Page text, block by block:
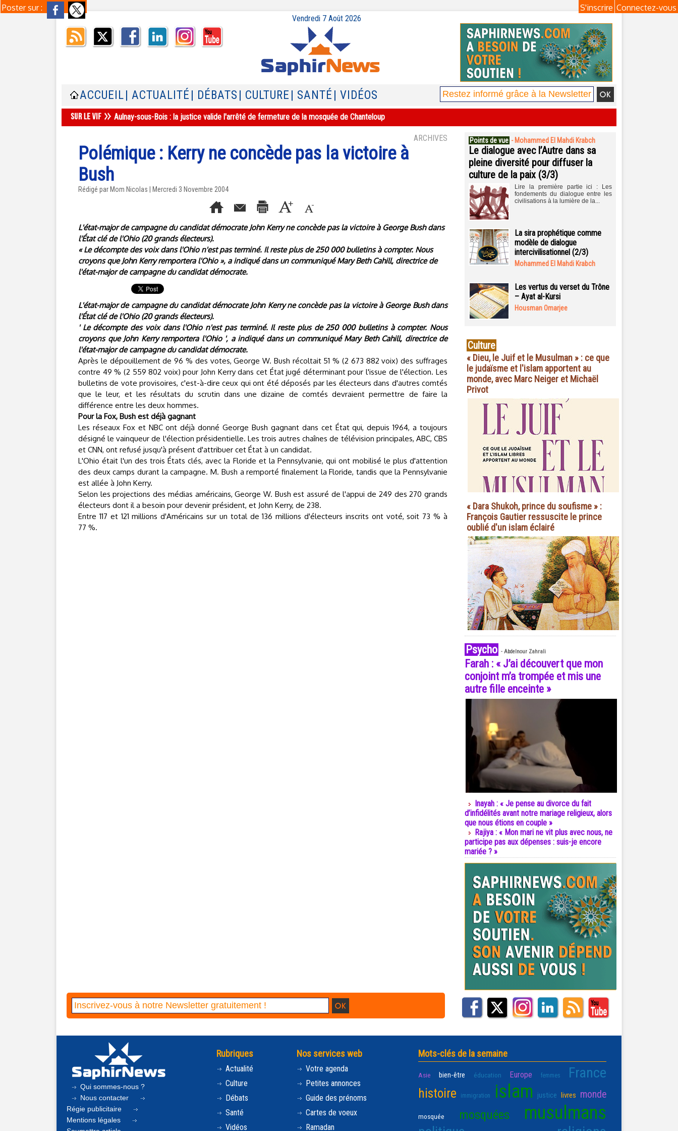
Poster sur : Connectez-vous
S'inscrire
Vendredi 7 Août 2026
ACCUEIL | ACTUALITÉ | DÉBATS | CULTURE | SANTÉ | VIDÉOS
Aulnay-sous-Bois : la justice valide l'arrêté de fermeture de la mosquée de Chanteloup
ARCHIVES
Polémique : Kerry ne concède pas la victoire à
Bush
Rédigé par Mom Nicolas | Mercredi 3 Novembre 2004
L'état-major de campagne du candidat démocrate John Kerry ne concède pas la victoire à George Bush dans
l'État clé de l'Ohio (20 grands électeurs).
« Le décompte des voix dans l'Ohio n'est pas terminé. Il reste plus de 250 000 bulletins à compter. Nous
croyons que John Kerry remportera l'Ohio », a indiqué dans un communiqué Mary Beth Cahill, directrice de
l'état-major de campagne du candidat démocrate.
L'état-major de campagne du candidat démocrate John Kerry ne concède pas la victoire à George Bush dans
l'État clé de l'Ohio (20 grands électeurs).
' Le décompte des voix dans l'Ohio n'est pas terminé. Il reste plus de 250 000 bulletins à compter. Nous
croyons que John Kerry remportera l'Ohio ', a indiqué dans un communiqué Mary Beth Cahill, directrice de
l'état-major de campagne du candidat démocrate.
Après le dépouillement de 96 % des votes, George W. Bush récoltait 51 % (2 673 882 voix) des suffrages
contre 49 % (2 559 802 voix) pour John Kerry dans cet État jugé déterminant pour l'issue de l'élection. Les
bulletins de vote provisoires, c'est-à-dire ceux qui ont été déposés par les électeurs dans d'autres comtés
que le leur, et les résultats du scrutin dans une dizaine de comtés devraient permettre de faire la
différence entre les deux hommes.
Pour la Fox, Bush est déjà gagnant
Les réseaux Fox et NBC ont déjà donné George Bush gagnant dans cet État qui, depuis 1964, a toujours
désigné le vainqueur de l'élection présidentielle. Les trois autres chaînes de télévision principales, ABC, CBS
et CNN, ont refusé jusqu'à présent d'attribuer cet État à un candidat.
L'Ohio était l'un des trois États clés, avec la Floride et la Pennsylvanie, qui ont mobilisé le plus d'attention
des deux camps durant la campagne. M. Bush a remporté finalement la Floride, tandis que la Pennsylvanie
est allée à John Kerry.
Selon les projections des médias américains, George W. Bush est assuré de l'appui de 249 des 270 grands
électeurs dont il a besoin pour devenir président, et John Kerry, de 238.
Entre 117 et 121 millions d'Américains sur un total de 136 millions d'électeurs inscrits ont voté, soit 73 % à
77 %.
Points de vue - Mohammed El Mahdi Krabch
Le dialogue avec l’Autre dans sa
pleine diversité pour diffuser la
culture de la paix (3/3)
Lire la première partie ici : Les
fondements du dialogue entre les
civilisations à la lumière de la...
La sira prophétique comme
modèle de dialogue
intercivilisationnel (2/3)
Mohammed El Mahdi Krabch
Les vertus du verset du Trône
– Ayat al-Kursi
Housman Omarjee
Culture
« Dieu, le Juif et le Musulman » : ce que
le judaïsme et l'islam apportent au
monde, avec Marc Neiger et Michaël
Privot
« Dara Shukoh, prince du soufisme » :
François Gautier ressuscite le prince
oublié d'un islam éclairé
Psycho - Abdelnour Zahrali
Farah : « J’ai découvert que mon
conjoint m’a trompée et mis une
autre fille enceinte »
Inayah : « Je pense au divorce du fait
d’infidélités avant notre mariage religieux, alors
que nous étions en couple »
Rajiya : « Mon mari ne vit plus avec nous, ne
participe pas aux dépenses : suis-je encore
mariée ? »
Qui sommes-nous ?
Nous contacter
Régie publicitaire
Mentions légales
Rubriques
Actualité
Culture
Débats
Santé
Vidéos
Nos services web
Votre agenda
Petites annonces
Guide des prénoms
Cartes de voeux
Ramadan
Mots-clés de la semaine
Asie bien-être éducation Europe femmes France
histoire immigration islam justice livres monde
mosquée mosquées musulmans